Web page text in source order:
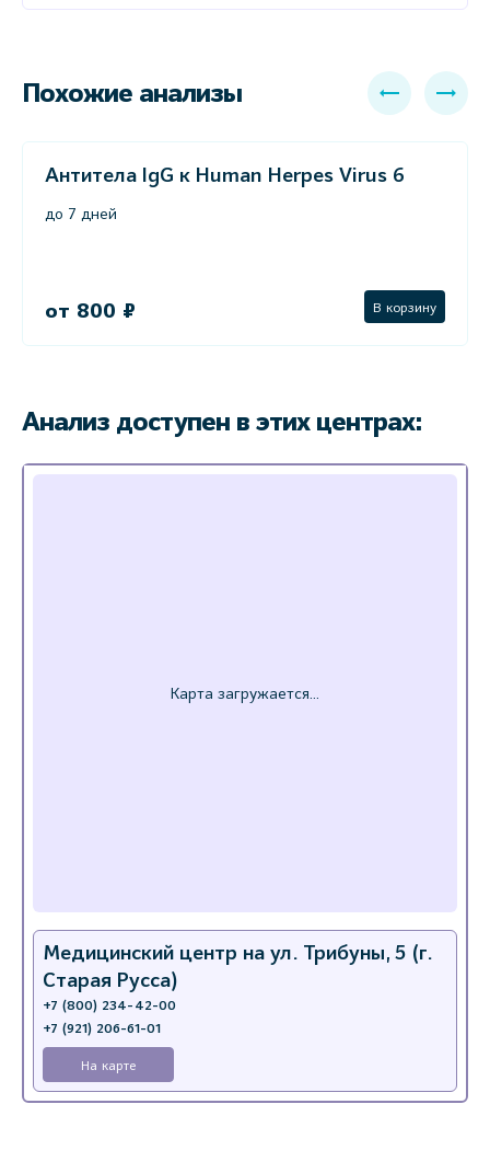
Похожие анализы
Антитела IgG к Human Herpes Virus 6
до 7 дней
от 800 ₽ В корзину
Анализ доступен в этих центрах:
Медицинский центр на ул. Трибуны, 5 (г.
Старая Русса)
+7 (800) 234-42-00
+7 (921) 206-61-01
На карте